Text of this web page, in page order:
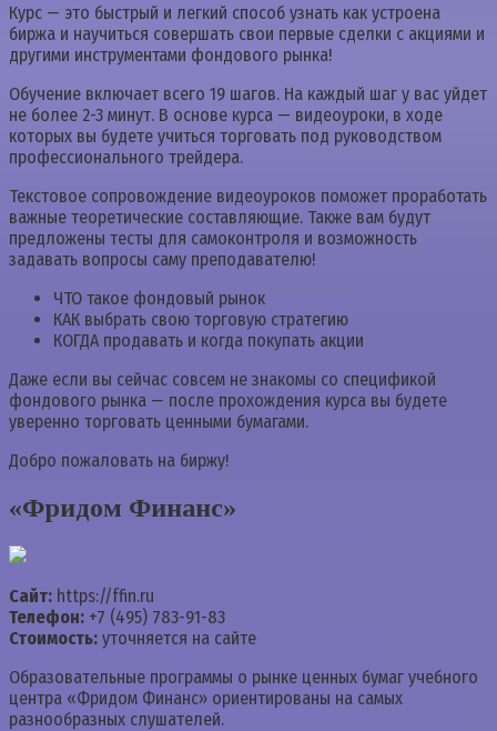
Курс — это быстрый и легкий способ узнать как устроена
биржа и научиться совершать свои первые сделки с акциями и
другими инструментами фондового рынка!
Обучение включает всего 19 шагов. На каждый шаг у вас уйдет
не более 2-3 минут. В основе курса — видеоуроки, в ходе
которых вы будете учиться торговать под руководством
профессионального трейдера.
Текстовое сопровождение видеоуроков поможет проработать
важные теоретические составляющие. Также вам будут
предложены тесты для самоконтроля и возможность
задавать вопросы саму преподавателю!
ЧТО такое фондовый рынок
КАК выбрать свою торговую стратегию
КОГДА продавать и когда покупать акции
Даже если вы сейчас совсем не знакомы со спецификой
фондового рынка — после прохождения курса вы будете
уверенно торговать ценными бумагами.
Добро пожаловать на биржу!
«Фридом Финанс»
Сайт: https://ffin.ru
Телефон: +7 (495) 783-91-83
Стоимость: уточняется на сайте
Образовательные программы о рынке ценных бумаг учебного
центра «Фридом Финанс» ориентированы на самых
разнообразных слушателей.